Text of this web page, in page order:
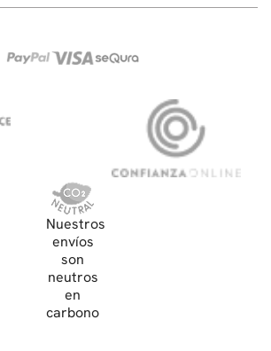
Nuestros
envíos
son
neutros
en
carbono